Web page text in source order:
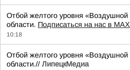
Отбой желтого уровня
области. Подписаться на нас в МАХ
10:18
Отбой желтого уровня
области.// ЛипецкМедиа